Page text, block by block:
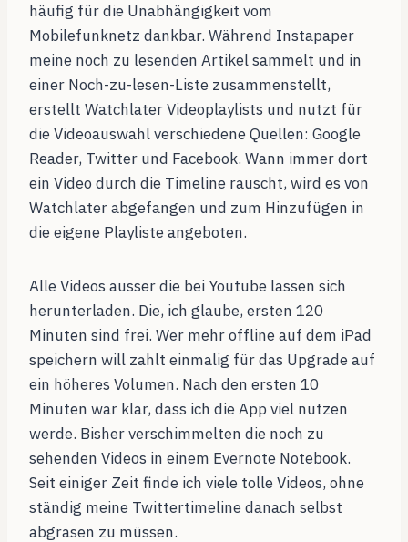
häufig für die Unabhängigkeit vom
Mobilefunknetz dankbar. Während Instapaper
meine noch zu lesenden Artikel sammelt und in
einer Noch-zu-lesen-Liste zusammenstellt,
erstellt Watchlater Videoplaylists und nutzt für
die Videoauswahl verschiedene Quellen: Google
Reader, Twitter und Facebook. Wann immer dort
ein Video durch die Timeline rauscht, wird es von
Watchlater abgefangen und zum Hinzufügen in
die eigene Playliste angeboten.
Alle Videos ausser die bei Youtube lassen sich
herunterladen. Die, ich glaube, ersten 120
Minuten sind frei. Wer mehr offline auf dem iPad
speichern will zahlt einmalig für das Upgrade auf
ein höheres Volumen. Nach den ersten 10
Minuten war klar, dass ich die App viel nutzen
werde. Bisher verschimmelten die noch zu
sehenden Videos in einem Evernote Notebook.
Seit einiger Zeit finde ich viele tolle Videos, ohne
ständig meine Twittertimeline danach selbst
abgrasen zu müssen.